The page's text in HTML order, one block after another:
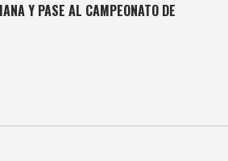
Y PASE AL CAMPEONATO DE